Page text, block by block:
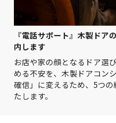
『電話サポート』木製ドア
内します
お店や家の顔となるドア選
める不安を、木製ドアコン
確信」に変えるため、5つ
たします。